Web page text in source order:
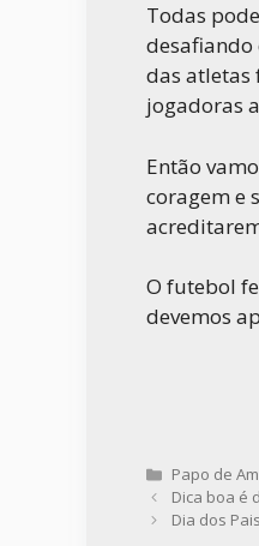
Todas
desafiando
das atletas
jogadoras
Então
coragem e
O futebol
devemos
Categorias
Papo de
Dica boa é
Dia dos